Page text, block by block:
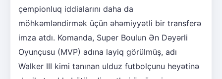
çempionluq iddialarını daha da
möhkəmləndirmək üçün əhəmiyyətli bir transferə
imza atdı. Komanda, Super Boulun Ən Dəyərli
Oyunçusu (MVP) adına layiq görülmüş, adı
Walker III kimi tanınan ulduz futbolçunu heyətinə